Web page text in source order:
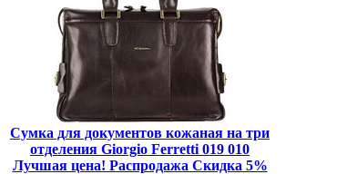
Сумка для документов кожаная на три
отделения Giorgio Ferretti 019 010
Лучшая цена! Распродажа Скидка 5%